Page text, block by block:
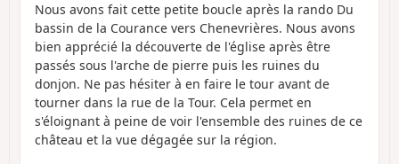
Nous avons fait cette petite boucle après la rando Du
bassin de la Courance vers Chenevrières. Nous avons
bien apprécié la découverte de l'église après être
passés sous l'arche de pierre puis les ruines du
donjon. Ne pas hésiter à en faire le tour avant de
tourner dans la rue de la Tour. Cela permet en
s'éloignant à peine de voir l'ensemble des ruines de ce
château et la vue dégagée sur la région.